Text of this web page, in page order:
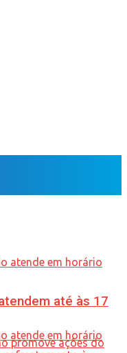
até às 17